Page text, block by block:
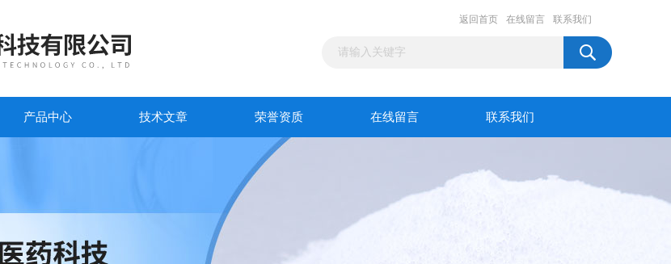
返回首页 在线留言 联系我们
产品中心 技术文章 荣誉资质 在线留言 联系我们